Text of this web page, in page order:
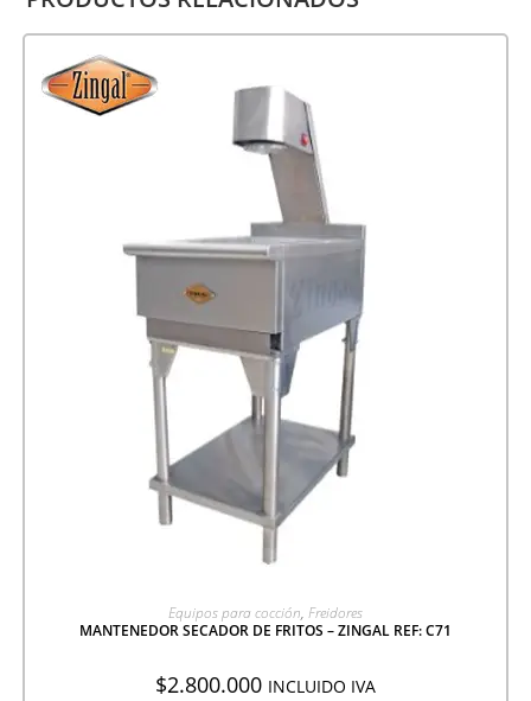
AGREGAR A COTIZACIÓN
Equipos para cocción, Freidores
MANTENEDOR SECADOR DE FRITOS – ZINGAL REF: C71
$2.800.000 INCLUIDO IVA